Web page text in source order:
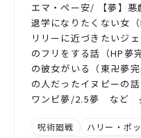
エマ・ペー安/ 【夢】悪
退学になりたくない女
リリーに近づきたいジ
のフリをする話（HP夢
の彼女がいる（東卍夢
の人だったイヌピーの
ワンピ夢/2.5夢 など
呪術廻戦 ハリー・ポ